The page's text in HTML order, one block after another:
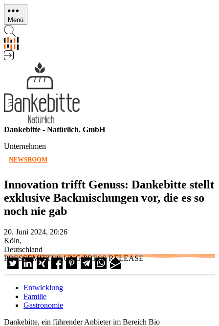
Direkt
zum
Inhalt
Menü
Dankebitte - Natürlich. GmbH
Unternehmen
NEWSROOM
Innovation trifft Genuss: Dankebitte stellt
exklusive Backmischungen vor, die es so
noch nie gab
20. Juni 2024, 20:26
Köln,
Deutschland
PRESSEMITTEILUNG/PRESS RELEASE
Entwicklung
Familie
Gastronomie
Dankebitte, ein führender Anbieter im Bereich Bio